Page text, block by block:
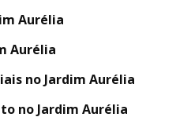
Aurélia
Aurélia
no Jardim Aurélia
no Jardim Aurélia